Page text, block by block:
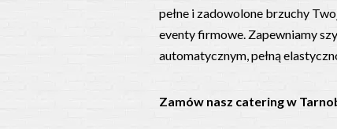
pełne i zadowolone brzuchy
eventy firmowe. Zapewniamy
automatycznym, pełną
Zamów nasz catering w